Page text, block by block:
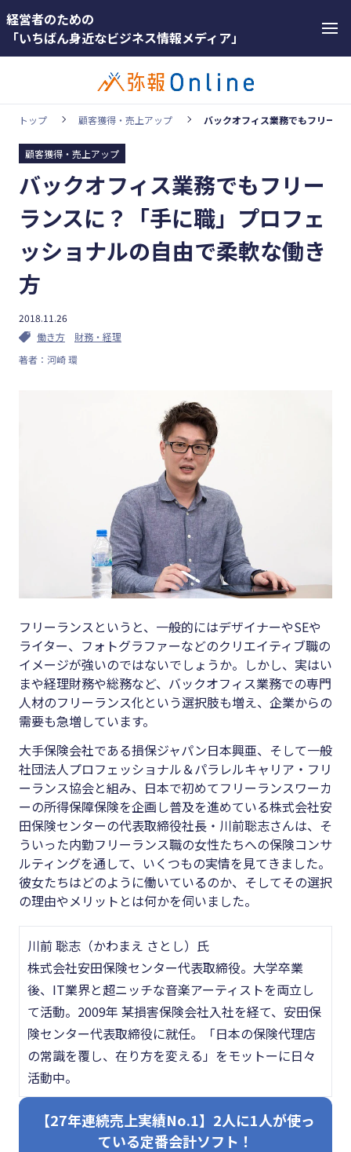
経営者のための
「いちばん身近なビジネス情報メディア」
カテゴリー
顧客獲得・売上アップ
人材（採用・育成・定着）
事業成長・経営力アップ
経営ノウハウ＆トレンド
弥生の製品・サービス
業務効率化
#採用
#人材育成
#店舗経営
#クラブオフ
無料で会計ソフトを試す
ホットワー
#インボ
イス
#インボ
#電子帳
簿保存法
#クラブ
オフ
トップ 顧客獲得・売上アップ バックオフィス業務でもフリーラ
顧客獲得・売上アップ
バックオフィス業務でもフリー
ランスに？「手に職」プロフェ
ッショナルの自由で柔軟な働き
方
2018.11.26
働き方
財務・経理
著者：河崎 環
フリーランスというと、一般的にはデザイナーやSEや
ライター、フォトグラファーなどのクリエイティブ職の
イメージが強いのではないでしょうか。しかし、実はい
まや経理財務や総務など、バックオフィス業務での専門
人材のフリーランス化という選択肢も増え、企業からの
需要も急増しています。
大手保険会社である損保ジャパン日本興亜、そして一般
社団法人プロフェッショナル＆パラレルキャリア・フリ
ーランス協会と組み、日本で初めてフリーランスワーカ
ーの所得保障保険を企画し普及を進めている株式会社安
田保険センターの代表取締役社長・川前聡志さんは、そ
ういった内勤フリーランス職の女性たちへの保険コンサ
ルティングを通して、いくつもの実情を見てきました。
彼女たちはどのように働いているのか、そしてその選択
の理由やメリットとは何かを伺いました。
川前 聡志（かわまえ さとし）氏
株式会社安田保険センター代表取締役。大学卒業
後、IT業界と超ニッチな音楽アーティストを両立し
て活動。2009年 某損害保険会社入社を経て、安田保
険センター代表取締役に就任。「日本の保険代理店
の常識を覆し、在り方を変える」をモットーに日々
活動中。
【27年連続売上実績No.1】2人に1人が使っ
ている定番会計ソフト！